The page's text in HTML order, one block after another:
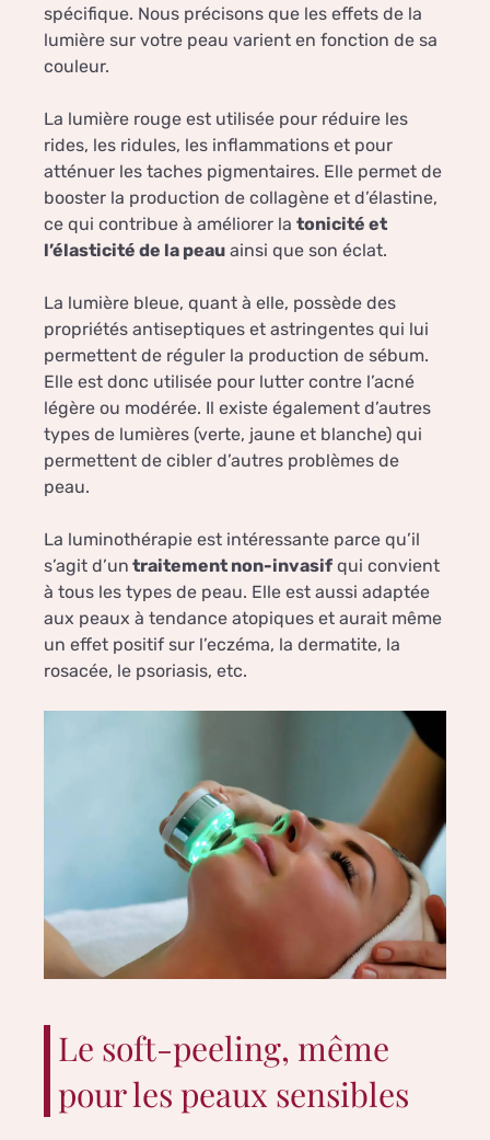
spécifique. Nous précisons que les effets de la
lumière sur votre peau varient en fonction de sa
couleur.
La lumière rouge est utilisée pour réduire les
rides, les ridules, les inflammations et pour
atténuer les taches pigmentaires. Elle permet de
booster la production de collagène et d’élastine,
ce qui contribue à améliorer la tonicité et
l’élasticité de la peau ainsi que son éclat.
La lumière bleue, quant à elle, possède des
propriétés antiseptiques et astringentes qui lui
permettent de réguler la production de sébum.
Elle est donc utilisée pour lutter contre l’acné
légère ou modérée. Il existe également d’autres
types de lumières (verte, jaune et blanche) qui
permettent de cibler d’autres problèmes de
peau.
La luminothérapie est intéressante parce qu’il
s’agit d’un traitement non-invasif qui convient
à tous les types de peau. Elle est aussi adaptée
aux peaux à tendance atopiques et aurait même
un effet positif sur l’eczéma, la dermatite, la
rosacée, le psoriasis, etc.
Le soft-peeling, même
pour les peaux sensibles